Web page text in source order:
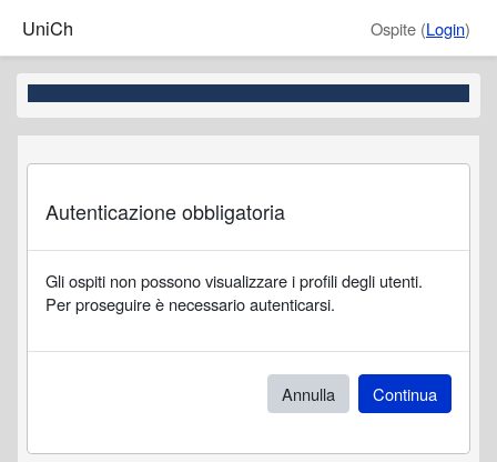
UniCh Ospite (Login)
Autenticazione obbligatoria
Gli ospiti non possono visualizzare i profili degli utenti.
Per proseguire è necessario autenticarsi.
Annulla Continua